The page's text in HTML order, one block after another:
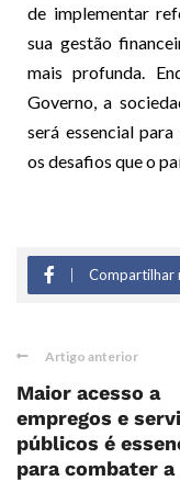
de implementar
sua gestão
mais profunda.
Governo, a
será essencial
os desafios que o
Compartilhar
Artigo anterior
Maior acesso a
empregos e
públicos é
para combater a